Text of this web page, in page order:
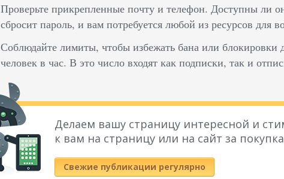
Проверьте прикрепленные почту и телефон. Доступны ли
сбросит пароль, и вам потребуется любой из ресурсов для
Соблюдайте лимиты, чтобы избежать бана или
человек в час. В это число входят как подписки, так и
Делаем вашу страницу интересной и
к вам на страницу или на сайт за
Свежие публикации регулярно